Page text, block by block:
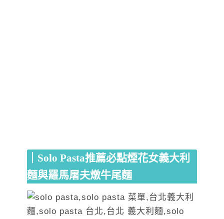
Solo Pasta推薦必點煙花女義大利
麵與羅馬屠夫燉牛尾麵